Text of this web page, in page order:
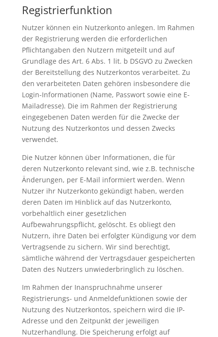
Registrierfunktion
Nutzer können ein Nutzerkonto anlegen. Im Rahmen
der Registrierung werden die erforderlichen
Pflichtangaben den Nutzern mitgeteilt und auf
Grundlage des Art. 6 Abs. 1 lit. b DSGVO zu Zwecken
der Bereitstellung des Nutzerkontos verarbeitet. Zu
den verarbeiteten Daten gehören insbesondere die
Login-Informationen (Name, Passwort sowie eine E-
Mailadresse). Die im Rahmen der Registrierung
eingegebenen Daten werden für die Zwecke der
Nutzung des Nutzerkontos und dessen Zwecks
verwendet.
Die Nutzer können über Informationen, die für
deren Nutzerkonto relevant sind, wie z.B. technische
Änderungen, per E-Mail informiert werden. Wenn
Nutzer ihr Nutzerkonto gekündigt haben, werden
deren Daten im Hinblick auf das Nutzerkonto,
vorbehaltlich einer gesetzlichen
Aufbewahrungspflicht, gelöscht. Es obliegt den
Nutzern, ihre Daten bei erfolgter Kündigung vor dem
Vertragsende zu sichern. Wir sind berechtigt,
sämtliche während der Vertragsdauer gespeicherten
Daten des Nutzers unwiederbringlich zu löschen.
Im Rahmen der Inanspruchnahme unserer
Registrierungs- und Anmeldefunktionen sowie der
Nutzung des Nutzerkontos, speichern wird die IP-
Adresse und den Zeitpunkt der jeweiligen
Nutzerhandlung. Die Speicherung erfolgt auf